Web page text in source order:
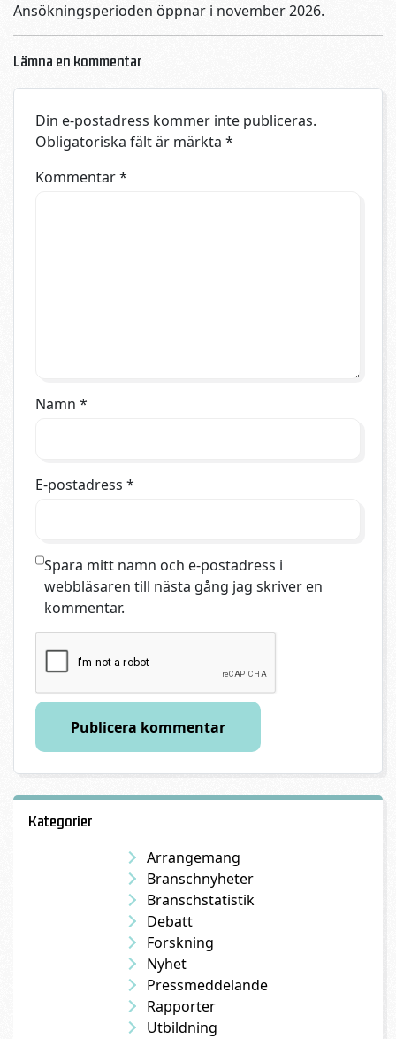
Ansökningsperioden öppnar i november 2026.
Lämna en kommentar
Din e-postadress kommer inte publiceras.
Obligatoriska fält är märkta *
Kommentar*
Namn *
E-postadress *
Spara mitt namn och e-postadress i
webbläsaren till nästa gång jag skriver en
kommentar.
Kategorier
Arrangemang
Branschnyheter
Branschstatistik
Debatt
Forskning
Nyhet
Pressmeddelande
Rapporter
Utbildning